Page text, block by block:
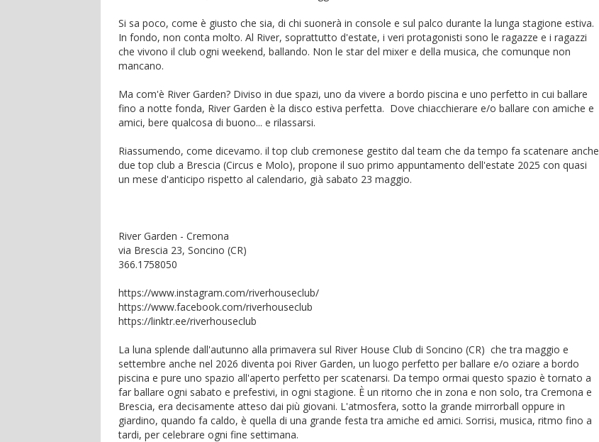
Si sa poco, come è giusto che sia, di chi suonerà in console e sul palco durante la lunga stagione estiva.
In fondo, non conta molto. Al River, soprattutto d'estate, i veri protagonisti sono le ragazze e i ragazzi
che vivono il club ogni weekend, ballando. Non le star del mixer e della musica, che comunque non
mancano.
Ma com'è River Garden? Diviso in due spazi, uno da vivere a bordo piscina e uno perfetto in cui ballare
fino a notte fonda, River Garden è la disco estiva perfetta. Dove chiacchierare e/o ballare con amiche e
amici, bere qualcosa di buono... e rilassarsi.
Riassumendo, come dicevamo. il top club cremonese gestito dal team che da tempo fa scatenare anche
due top club a Brescia (Circus e Molo), propone il suo primo appuntamento dell'estate 2025 con quasi
un mese d'anticipo rispetto al calendario, già sabato 23 maggio.
River Garden - Cremona
via Brescia 23, Soncino (CR)
366.1758050
https://www.instagram.com/riverhouseclub/
https://www.facebook.com/riverhouseclub
https://linktr.ee/riverhouseclub
La luna splende dall'autunno alla primavera sul River House Club di Soncino (CR) che tra maggio e
settembre anche nel 2026 diventa poi River Garden, un luogo perfetto per ballare e/o oziare a bordo
piscina e pure uno spazio all'aperto perfetto per scatenarsi. Da tempo ormai questo spazio è tornato a
far ballare ogni sabato e prefestivi, in ogni stagione. È un ritorno che in zona e non solo, tra Cremona e
Brescia, era decisamente atteso dai più giovani. L'atmosfera, sotto la grande mirrorball oppure in
giardino, quando fa caldo, è quella di una grande festa tra amiche ed amici. Sorrisi, musica, ritmo fino a
tardi, per celebrare ogni fine settimana.